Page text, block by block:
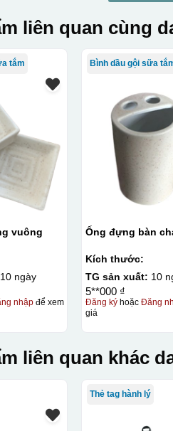
liên quan cùng
tắm
vuông
10 ngày
nhậpđể xem
Bình dầu gội sữa
Ống đựng bàn
Kích thước:
TG sản xuất: 10
5**000 ₫
Đăng ký hoặcĐăng
giá
liên quan khác
Thẻ tag hành lý